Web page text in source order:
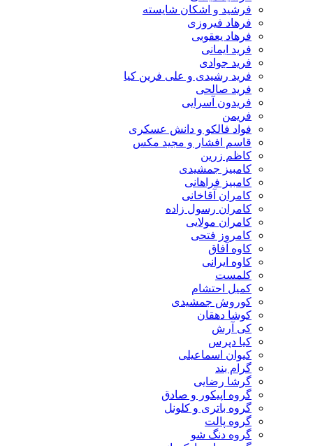
فرشید و اشکان شایسته
فرهاد فیروزی
فرهاد یعقوبی
فرید ایمانی
فرید جوادی
فرید رشیدی و علی فرین کیا
فرید صالحی
فریدون آسرایی
فریمن
فواد فالکو و دانش عسکری
قاسم افشار و مجید مکس
کاظم زرین
کامبیز جمشیدی
کامبیز فراهانی
کامران آقاخانی
کامران رسول زاده
کامران مولایی
کامروز فتحی
کاوه آفاق
کاوه ایرانی
کلمست
کمیل احتشام
کوروش جمشیدی
کوشا دهقان
کی آرش
کیا دپرس
کیوان اسماعیلی
گرام بند
گرشا رضایی
گروه اپیکور و صادق
گروه باتری و کلونل
گروه پالت
گروه دنگ شو